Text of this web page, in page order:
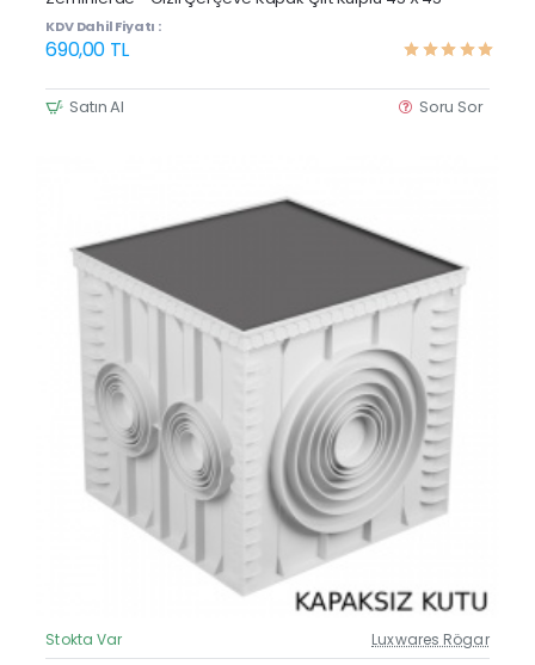
KDV Dahil Fiyatı :
690,00 TL
Satın Al Soru Sor
Güncel Fiyat
Stokta Var Luxwares Rögar